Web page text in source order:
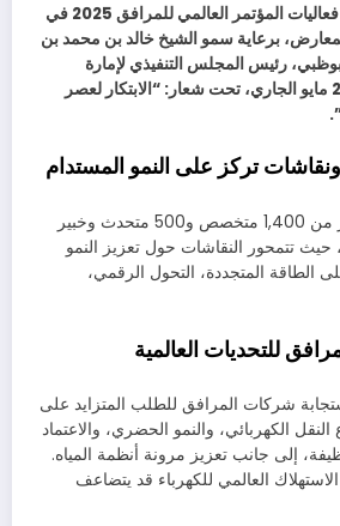
انطلقت اليوم، 27 مايو، فعاليات المؤتمر العالمي للمرافق 2025 في
برعاية سمو الشيخ خالد بن محمد بن
رئيس المجلس التنفيذي لإمارة
أبوظبي، ويستمر حتى 29 مايو الجاري، تحت شعار: “الابتكار لعصر
تركز على النمو المستدام
يشارك في المؤتمر أكثر من 1,400 متخصص و500 متحدث وخبير
حيث تتمحور النقاشات حول تعزيز النمو
الطاقة المتجددة، التحول الرقمي،
للتحديات العالمية
شركات المرافق للطلب المتزايد على
الكهربائي، والنمو الحضري، والاعتماد
إلى جانب تعزيز مرونة أنظمة المياه.
العالمي للكهرباء قد يتضاعف